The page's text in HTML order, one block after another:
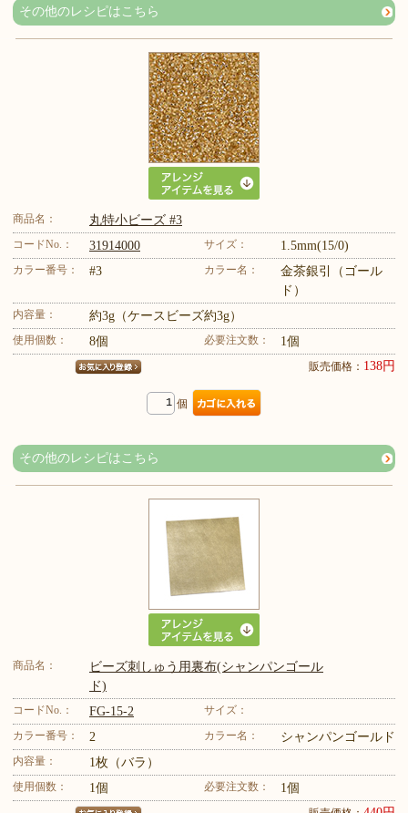
その他のレシピはこちら
商品名： 丸特小ビーズ #3
コードNo.： 31914000 サイズ： 1.5mm(15/0)
カラー番号： #3 カラー名：
金茶銀引（ゴール
ド）
内容量： 約3g（ケースビーズ約3g）
使用個数： 8個 必要注文数： 1個
販売価格： 138円
個
その他のレシピはこちら
商品名：
ビーズ刺しゅう用裏布(シャンパンゴール
ド)
コードNo.： FG-15-2
サイズ：
カラー番号：
2 カラー名： シャンパンゴールド
内容量： 1枚（バラ）
使用個数： 1個 必要注文数： 1個